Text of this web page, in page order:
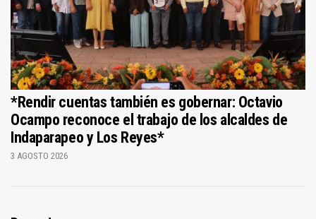
*Rendir cuentas también es gobernar: Octavio
Ocampo reconoce el trabajo de los alcaldes de
Indaparapeo y Los Reyes*
3 AGOSTO 2026